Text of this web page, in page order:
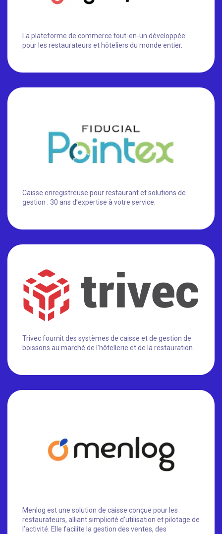
La plateforme de commerce tout-en-un développée
pour les restaurateurs et hôteliers du monde entier.
Caisse enregistreuse pour restaurant et solutions de
gestion : 30 ans d’expertise à votre service.
Trivec fournit des systèmes de caisse et de gestion de
boissons au marché de l’hôtellerie et de la restauration.
Menlog est une solution de caisse conçue pour les
restaurateurs, alliant simplicité d’utilisation et pilotage de
l’activité. Elle facilite la gestion des ventes, des